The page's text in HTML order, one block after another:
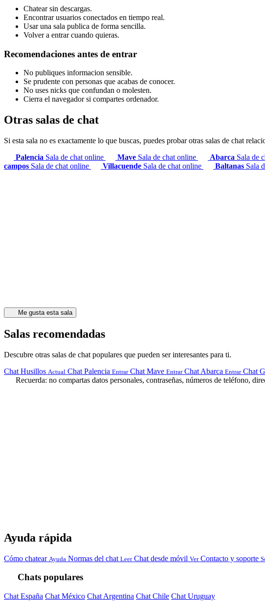
Chatear sin descargas.
Encontrar usuarios conectados en tiempo real.
Usar una sala publica de forma sencilla.
Volver a entrar cuando quieras.
Recomendaciones antes de entrar
No publiques informacion sensible.
Se prudente con personas que acabas de conocer.
No uses nicks que confundan o molesten.
Cierra el navegador si compartes ordenador.
Otras salas de chat
Si esta sala no es exactamente lo que buscas, puedes probar otras salas de chat
Palencia Sala de chat online Mave Sala de chat online Abarca Sala de
campos Sala de chat online Villacuende Sala de chat online Baltanas Sala
Me gusta esta sala
Salas recomendadas
Descubre otras salas de chat populares que pueden ser interesantes para ti.
Chat Husillos Actual Chat Palencia Entrar Chat Mave Entrar Chat Abarca Entrar Chat
Recuerda: no compartas datos personales, contraseñas, números de teléfono,
Ayuda rápida
Cómo chatear Ayuda Normas del chat Leer Chat desde móvil Ver Contacto y soporte
Chats populares
Chat España Chat México Chat Argentina Chat Chile Chat Uruguay